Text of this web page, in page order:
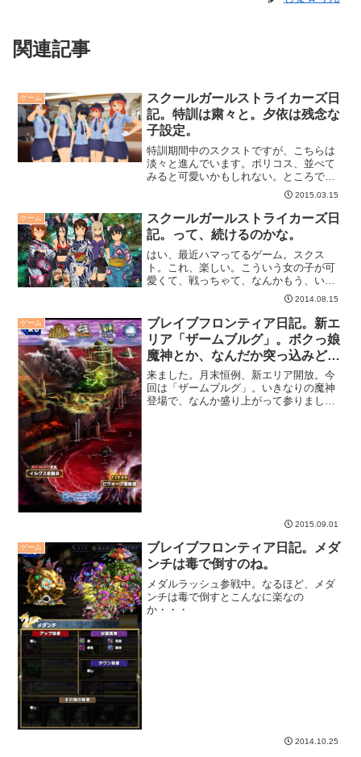
関連記事
ゲーム
スクールガールストライカーズ日
記。特訓は粛々と。夕依は残念な
子設定。
特訓期間中のスクストですが、こちらは
淡々と進んでいます。ポリコス、並べて
みると可愛いかもしれない。ところで夕
依の言動は何かおかしいことに気がつい
2015.03.15
ゲーム
スクールガールストライカーズ日
記。って、続けるのかな。
はい、最近ハマってるゲーム。スクス
ト。これ、楽しい。こういう女の子が可
愛くて、戦っちゃて、なんかもう、いい
です。これ、日記として続けるかどうか
2014.08.15
ゲーム
ブレイブフロンティア日記。新エ
リア「ザームブルグ」。ボクっ娘
魔神とか、なんだか突っ込みどこ
ろ満載な展開。
来ました。月末恒例、新エリア開放。今
回は「ザームブルグ」。いきなりの魔神
登場で、なんか盛り上がって参りました
2015.09.01
ゲーム
ブレイブフロンティア日記。メダ
ンチは毒で倒すのね。
メダルラッシュ参戦中。なるほど、メダ
ンチは毒で倒すとこんなに楽なの
か・・・
2014.10.25